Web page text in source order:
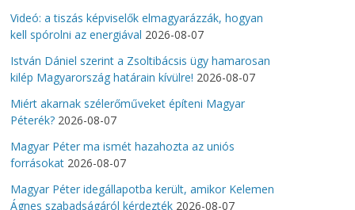
Videó: a tiszás képviselők elmagyarázzák, hogyan
kell spórolni az energiával 2026-08-07
István Dániel szerint a Zsoltibácsis ügy hamarosan
kilép Magyarország határain kívülre! 2026-08-07
Miért akarnak szélerőműveket építeni Magyar
Péterék? 2026-08-07
Magyar Péter ma ismét hazahozta az uniós
forrásokat 2026-08-07
Magyar Péter idegállapotba került, amikor Kelemen
Ágnes szabadságáról kérdezték 2026-08-07